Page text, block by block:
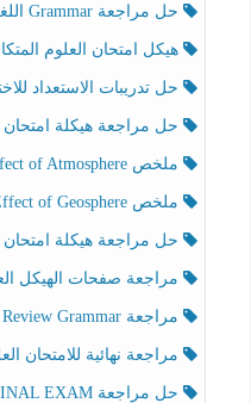
حل مراجعة Grammar اللغة الإنجليزية الصف الخامس الفصل الثالث
هيكل امتحان العلوم المتكاملة الصف
حل تدريبات الاستعداد للاختبار
حل مراجعة هيكلة امتحان العلوم
ملخص Effect of Atmosphere حسب الهيكل الوزاري العلوم المتكاملة الصف الخامس انسبير الفصل الثالث
ملخص Effect of Geosphere حسب الهيكل الوزاري العلوم المتكاملة الصف الخامس انسبير الفصل الثالث
حل مراجعة هيكلة امتحان العلوم
مراجعة صفحات الهيكل العلوم
مراجعة Review Grammar حسب الهيكل اللغة الإنجليزية الصف الخامس الفصل الثالث
مراجعة نهائية للامتحان العلوم
حل مراجعة FINAL EXAMاللغة الإنجليزية الصف الخامس الفصل الثالث